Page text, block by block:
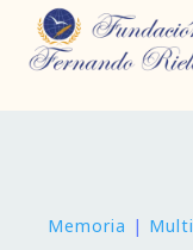
Memoria |